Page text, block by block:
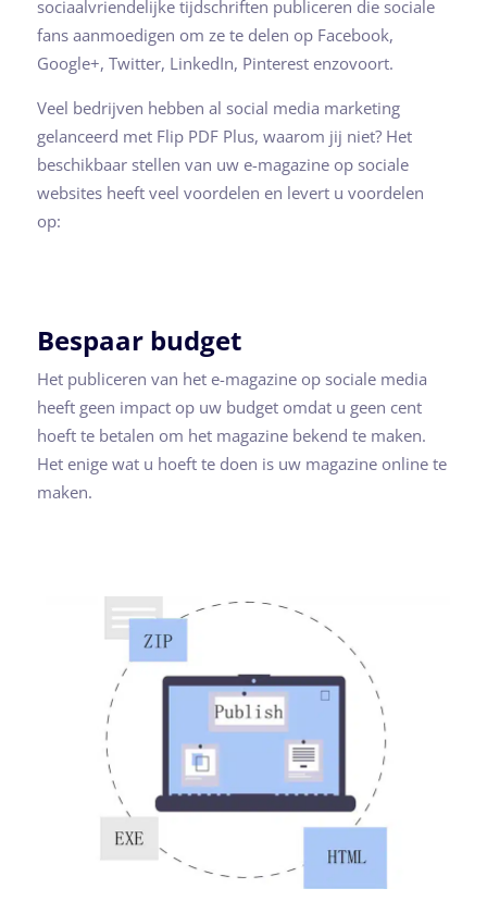
sociaalvriendelijke tijdschriften publiceren die sociale
fans aanmoedigen om ze te delen op Facebook,
Google+, Twitter, LinkedIn, Pinterest enzovoort.
Veel bedrijven hebben al social media marketing
gelanceerd met Flip PDF Plus, waarom jij niet? Het
beschikbaar stellen van uw e-magazine op sociale
websites heeft veel voordelen en levert u voordelen
op:
Bespaar budget
Het publiceren van het e-magazine op sociale media
heeft geen impact op uw budget omdat u geen cent
hoeft te betalen om het magazine bekend te maken.
Het enige wat u hoeft te doen is uw magazine online te
maken.